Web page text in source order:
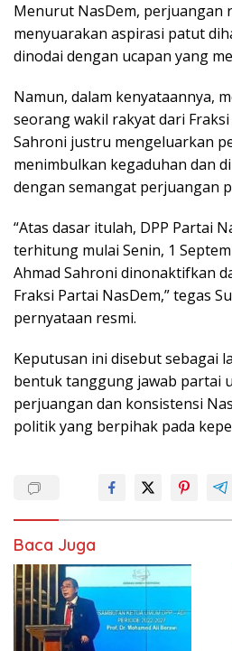
Menurut NasDem, perjuangan
menyuarakan aspirasi patut
dinodai dengan ucapan yang
Namun, dalam kenyataannya,
seorang wakil rakyat dari
Sahroni justru mengeluarkan
menimbulkan kegaduhan dan
dengan semangat perjuangan
“Atas dasar itulah, DPP Partai
terhitung mulai Senin, 1
Ahmad Sahroni dinonaktifkan
Fraksi Partai NasDem,” tegas
pernyataan resmi.
Keputusan ini disebut sebagai
bentuk tanggung jawab partai
perjuangan dan konsistensi
politik yang berpihak pada
Baca Juga